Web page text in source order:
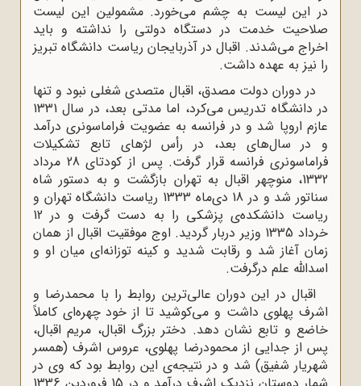
در این لیست به چشم مى‌خورد. مشمولین این لیست
صلاحیت خدمت در دستگاه دولتى را نداشته و باید
اخراج مى‌شدند. اقبال در آذربایجان ریاست دانشگاه تبریز
را نیز به عهده داشت.
در دوران دولت مصدق، اقبال متصدى شغلى نبود و تنها
در دانشگاه تدریس مى‌کرد، اما مدتى بعد، در سال 1331
عازم اروپا شد و در فرانسه به عضویت فراماسونرى درآمد
و در سال‌هاى بعد، در رأس لژهاى تابع تشکیلات
فراماسونرى فرانسه قرار گرفت. پس از کودتاى 28 مرداد
1332، منوچهر اقبال به تهران بازگشت و به دستور شاه
سناتور شد و در 18 دی‌ماه 1333 ریاست دانشگاه تهران و
ریاست دانشکده‌ی پزشکى را به دست گرفت و در 12
خرداد 1335 وزیر دربار گردید. اوج موفقیت اقبال از همان
زمان آغاز شد و رقابت شدید و کینه توزانه‌اى میان او و
اسداللّه‌ علم درگرفت.
اقبال در این دوران عالی‌ترین روابط را با محمدرضا و
اشرف پهلوى داشت و مى‌کوشید تا از خود چهره‌ای کاملاً
خاضع و تابع نشان دهد. دختر بزرگ اقبال، مریم اقبال،
پس از جدایى از محمودرضا پهلوى، عروس اشرف (همسر
شهریار شفیق) شد و در نتیجه‌ی این روابط بود که وى در